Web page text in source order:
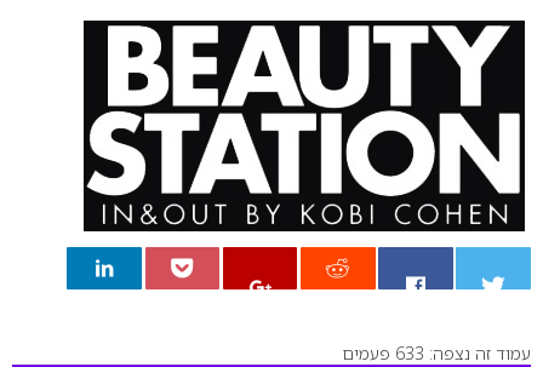
עמוד זה נצפה: 633 פעמים